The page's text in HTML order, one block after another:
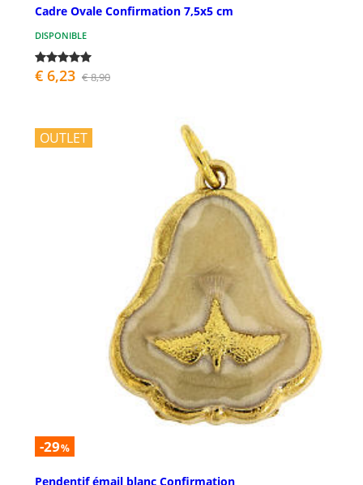
Cadre Ovale Confirmation 7,5x5 cm
DISPONIBLE
€ 6,23 € 8,90
OUTLET
-29%
Pendentif émail blanc Confirmation